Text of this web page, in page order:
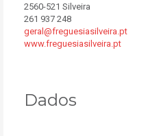
2560-521 Silveira
261 937 248
geral@freguesiasilveira.pt
www.freguesiasilveira.pt
Dados